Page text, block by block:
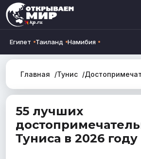
Египет Таиланд Намибия
Главная Тунис
55 лучших
Туниса в 2026 году